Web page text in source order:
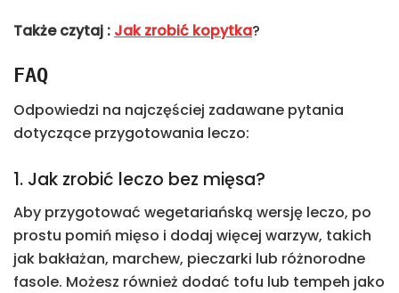
Także czytaj : Jak zrobić kopytka?
FAQ
Odpowiedzi na najczęściej zadawane pytania
dotyczące przygotowania leczo:
1. Jak zrobić leczo bez mięsa?
Aby przygotować wegetariańską wersję leczo, po
prostu pomiń mięso i dodaj więcej warzyw, takich
jak bakłażan, marchew, pieczarki lub różnorodne
fasole. Możesz również dodać tofu lub tempeh jako